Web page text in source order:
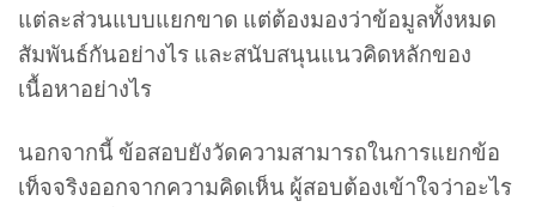
แต่ละส่วนแบบแยกขาด แต่ต้องมองว่าข้อมูลทั้งหมด
สัมพันธ์กันอย่างไร และสนับสนุนแนวคิดหลักของ
เนื้อหาอย่างไร
นอกจากนี้ ข้อสอบยังวัดความสามารถในการแยกข้อ
เท็จจริงออกจากความคิดเห็น ผู้สอบต้องเข้าใจว่าอะไร